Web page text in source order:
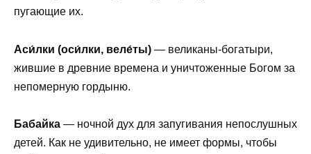
пугающие их.
Аси́лки (оси́лки, веле́ты) — великаны-богатыри,
жившие в древние времена и уничтоженные Богом за
непомерную гордыню.
Бабайка — ночной дух для запугивания непослушных
детей. Как не удивительно, не имеет формы, чтобы